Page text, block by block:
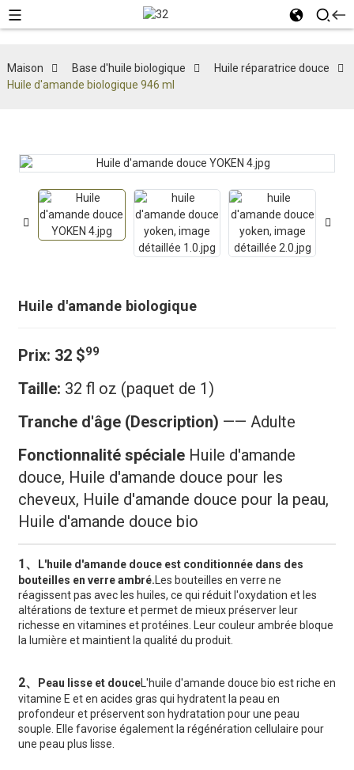
Maison Base d'huile biologique
Huile réparatrice douce
Huile d'amande biologique 946 ml
Huile d'amande biologique
Prix: 32 $99
Taille: 32 fl oz (paquet de 1)
Tranche d'âge (Description) —— Adulte
Fonctionnalité spéciale Huile d'amande
douce, Huile d'amande douce pour les
cheveux, Huile d'amande douce pour la peau,
Huile d'amande douce bio
1、
L'huile d'amande douce est conditionnée dans des
bouteilles en verre ambré. Les bouteilles en verre ne
réagissent pas avec les huiles, ce qui réduit l'oxydation et les
altérations de texture et permet de mieux préserver leur
richesse en vitamines et protéines. Leur couleur ambrée bloque
la lumière et maintient la qualité du produit.
2、 Peau lisse et douceL'huile d'amande douce bio est riche en
vitamine E et en acides gras qui hydratent la peau en
profondeur et préservent son hydratation pour une peau
souple. Elle favorise également la régénération cellulaire pour
une peau plus lisse.